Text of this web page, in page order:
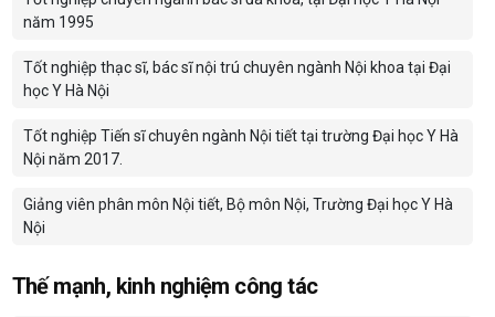
năm 1995
Tốt nghiệp thạc sĩ, bác sĩ nội trú chuyên ngành Nội khoa tại Đại
học Y Hà Nội
Tốt nghiệp Tiến sĩ chuyên ngành Nội tiết tại trường Đại học Y Hà
Nội năm 2017.
Giảng viên phân môn Nội tiết, Bộ môn Nội, Trường Đại học Y Hà
Nội
Thế mạnh, kinh nghiệm công tác